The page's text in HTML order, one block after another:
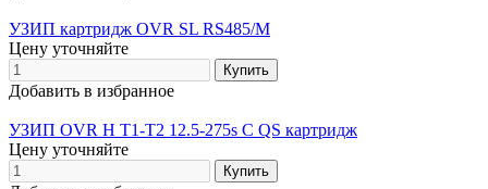
УЗИП картридж OVR SL RS485/M
Цену уточняйте
Добавить в избранное
УЗИП OVR H T1-T2 12.5-275s C QS картридж
Цену уточняйте